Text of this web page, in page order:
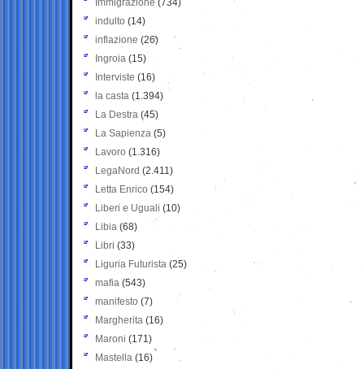
Immigrazione (734)
indulto (14)
inflazione (26)
Ingroia (15)
Interviste (16)
la casta (1.394)
La Destra (45)
La Sapienza (5)
Lavoro (1.316)
LegaNord (2.411)
Letta Enrico (154)
Liberi e Uguali (10)
Libia (68)
Libri (33)
Liguria Futurista (25)
mafia (543)
manifesto (7)
Margherita (16)
Maroni (171)
Mastella (16)